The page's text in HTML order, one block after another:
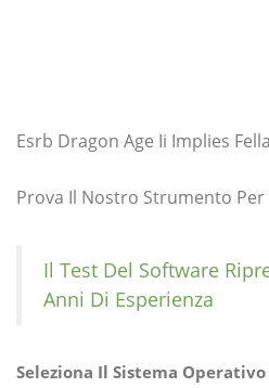
Esrb Dragon Age Ii Implies
Prova Il Nostro Strumento
Il Test Del Software
Anni Di Esperienza
Seleziona Il Sistema Operativo